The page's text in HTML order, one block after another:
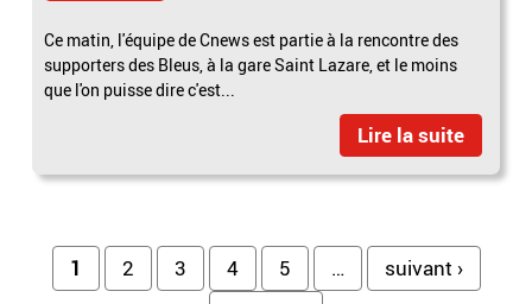
Ce matin, l'équipe de Cnews est partie à la rencontre des
supporters des Bleus, à la gare Saint Lazare, et le moins
que l'on puisse dire c'est...
Lire la suite
Pages
1 2 3 4 5 …
suivant ›